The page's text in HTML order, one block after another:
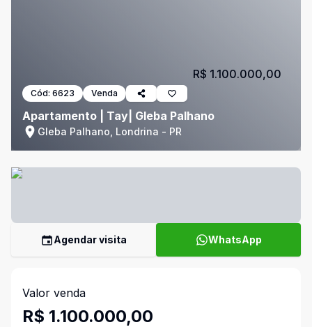
Cód: 6623 Venda
Apartamento | Tay| Gleba Palhano
Gleba Palhano, Londrina - PR
R$ 1.100.000,00
Agendar visita WhatsApp
Valor venda
R$ 1.100.000,00